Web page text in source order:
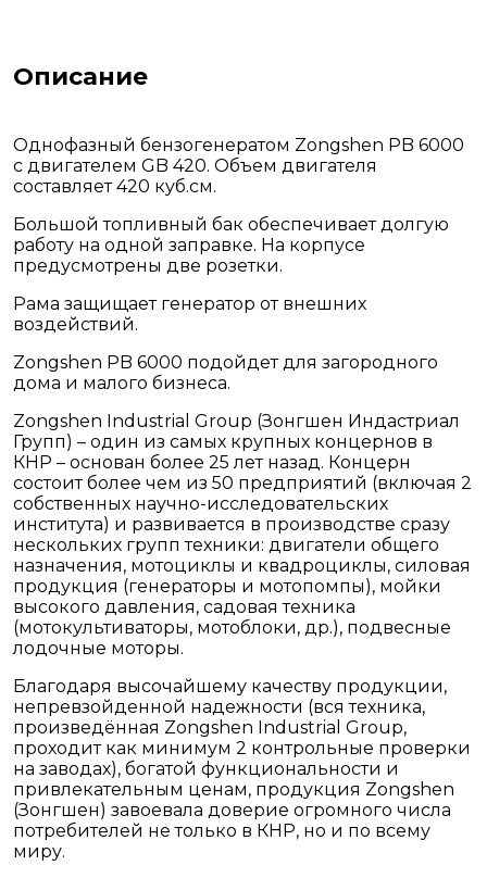
Описание
Однофазный бензогенератом Zongshen PB 6000
с двигателем GB 420. Объем двигателя
составляет 420 куб.см.
Большой топливный бак обеспечивает долгую
работу на одной заправке. На корпусе
предусмотрены две розетки.
Рама защищает генератор от внешних
воздействий.
Zongshen PB 6000 подойдет для загородного
дома и малого бизнеса.
Zongshen Industrial Group (Зонгшен Индастриал
Групп) – один из самых крупных концернов в
КНР – основан более 25 лет назад. Концерн
состоит более чем из 50 предприятий (включая 2
собственных научно-исследовательских
института) и развивается в производстве сразу
нескольких групп техники: двигатели общего
назначения, мотоциклы и квадроциклы, силовая
продукция (генераторы и мотопомпы), мойки
высокого давления, садовая техника
(мотокультиваторы, мотоблоки, др.), подвесные
лодочные моторы.
Благодаря высочайшему качеству продукции,
непревзойденной надежности (вся техника,
произведённая Zongshen Industrial Group,
проходит как минимум 2 контрольные проверки
на заводах), богатой функциональности и
привлекательным ценам, продукция Zongshen
(Зонгшен) завоевала доверие огромного числа
потребителей не только в КНР, но и по всему
миру.